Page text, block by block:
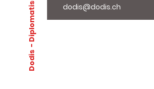
Dodis
dodis@dodis.ch